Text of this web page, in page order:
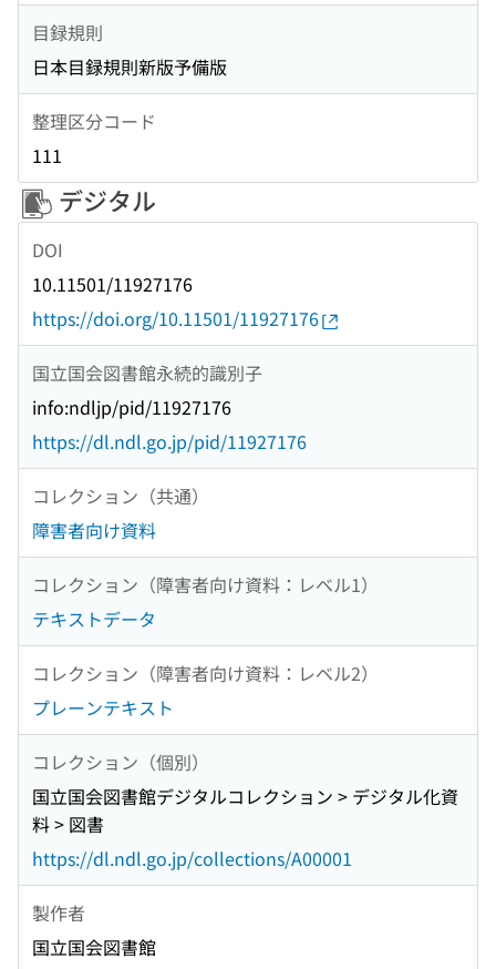
目録規則
日本目録規則新版予備版
整理区分コード
111
デジタル
DOI
10.11501/11927176
https://doi.org/10.11501/11927176
国立国会図書館永続的識別子
info:ndljp/pid/11927176
https://dl.ndl.go.jp/pid/11927176
コレクション（共通）
障害者向け資料
コレクション（障害者向け資料：レベル1）
テキストデータ
コレクション（障害者向け資料：レベル2）
プレーンテキスト
コレクション（個別）
国立国会図書館デジタルコレクション > デジタル化資
料 > 図書
https://dl.ndl.go.jp/collections/A00001
製作者
国立国会図書館